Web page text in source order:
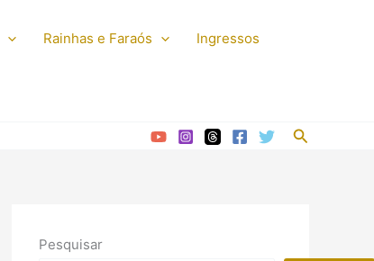
Rainhas e Faraós Ingressos
Pesquisar
Pesquisar